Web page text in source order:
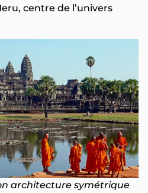
centre de l’univers
architecture symétrique